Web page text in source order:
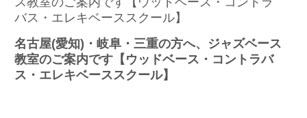
名古屋(愛知)・岐阜・三重の方へ、ジャズベース
教室のご案内です【ウッドベース・コントラバ
ス・エレキベーススクール】